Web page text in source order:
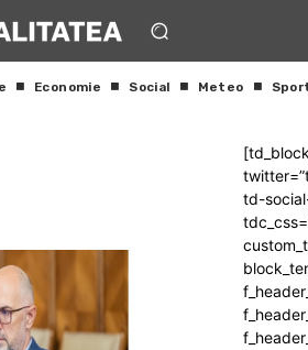
Economie Social Meteo
td-